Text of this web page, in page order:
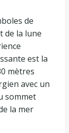
de
de la lune
est la
mètres
avec un
sommet
la mer